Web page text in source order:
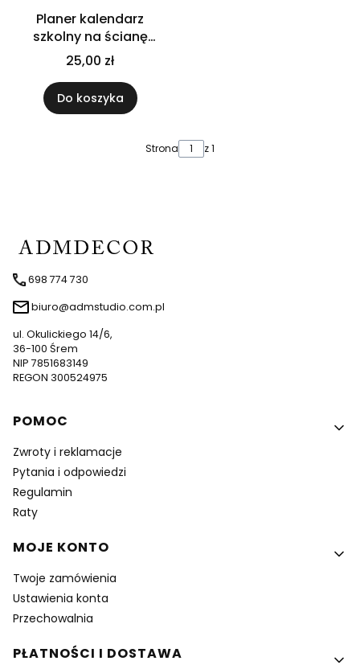
Planer kalendarz
szkolny na ścianę
2025/26 A2 61x43 cm
25,00 zł
Do koszyka
Strona z 1
698 774 730
biuro@admstudio.com.pl
ul. Okulickiego 14/6,
36-100 Śrem
NIP 7851683149
REGON 300524975
Linki w stopce
POMOC
Zwroty i reklamacje
Pytania i odpowiedzi
Regulamin
Raty
MOJE KONTO
Twoje zamówienia
Ustawienia konta
Przechowalnia
PŁATNOŚCI I DOSTAWA